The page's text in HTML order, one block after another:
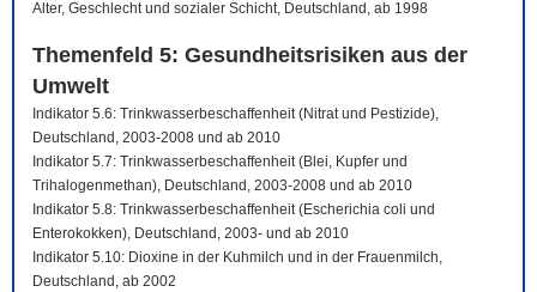
Alter, Geschlecht und sozialer Schicht, Deutschland, ab 1998
Themenfeld 5: Gesundheitsrisiken aus der
Umwelt
Indikator 5.6: Trinkwasserbeschaffenheit (Nitrat und Pestizide),
Deutschland, 2003-2008 und ab 2010
Indikator 5.7: Trinkwasserbeschaffenheit (Blei, Kupfer und
Trihalogenmethan), Deutschland, 2003-2008 und ab 2010
Indikator 5.8: Trinkwasserbeschaffenheit (Escherichia coli und
Enterokokken), Deutschland, 2003- und ab 2010
Indikator 5.10: Dioxine in der Kuhmilch und in der Frauenmilch,
Deutschland, ab 2002